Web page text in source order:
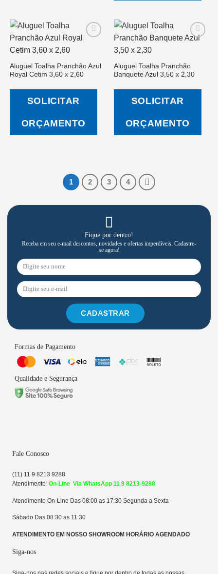
Salvar
na Lista
Aluguel Toalha Pranchão Azul
Royal Cetim 3,60 x 2,60
SOLICITAR
ORÇAMENTO
Salvar
na Lista
Aluguel Toalha Pranchão
Banquete Azul 3,50 x 2,30
SOLICITAR
ORÇAMENTO
1 2 3 4
Fique por dentro!
Receba em seu e-mail descontos, novidades e ofertas imperdíveis. Cadastre-
se agora!
CADASTRAR
Formas de Pagamento
Qualidade e Segurança
Fale Conosco
(11) 11 9 8213 9288
Atendimento On-Line Via WhatsApp 11 9 8213-9288
Atendimento On-Line Das 08:00 as 17:30 Segunda a Sexta
Sábado Das 08:30 as 11:30
ATENDIMENTO EM NOSSO SHOWROOM HORÁRIO AGENDADO
Siga-nos